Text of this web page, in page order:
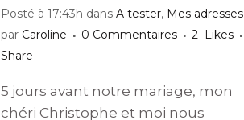
Posté à 17:43h dans A tester, Mes adresses
par Caroline 0 Commentaires 2 Likes
Share
5 jours avant notre mariage, mon
chéri Christophe et moi nous